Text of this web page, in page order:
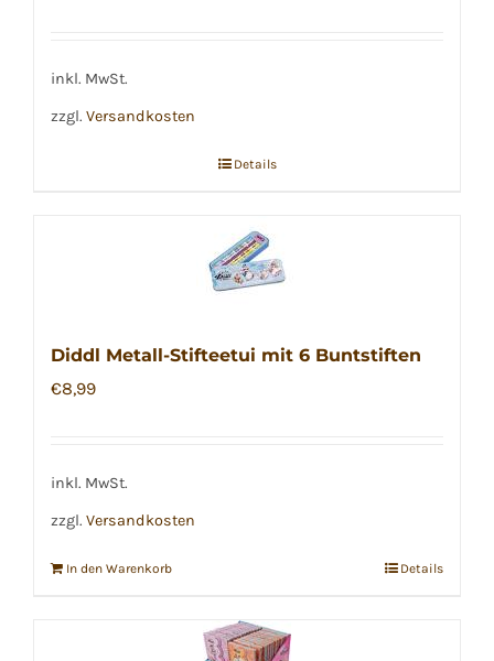
inkl. MwSt.
zzgl. Versandkosten
Details
Diddl Metall-Stifteetui mit 6 Buntstiften
€8,99
inkl. MwSt.
zzgl. Versandkosten
In den Warenkorb Details